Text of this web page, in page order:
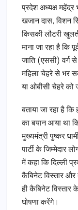
प्रदेश अध्यक्ष
खजान दास, विशन
किसकी लौटरी
माना जा रहा है कि
जाति (एससी) वर्ग
महिला चेहरे से भर
या ओबीसी चेहरे को
बताया जा रहा है
का बयान आया था
मुख्यमंत्री पुष्कर
पार्टी के जिम्मेदार
में कहा कि दिल्ली
कैबिनेट विस्तार और
ही कैबिनेट विस्तार
घोषणा करेंगे।